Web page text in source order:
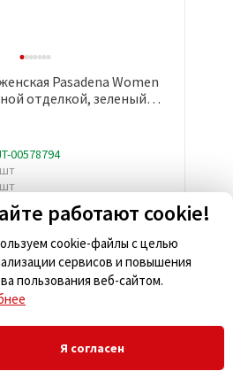
Pasadena Women
отделкой, зеленый
00578794
Купить
работают cookie!
cookie-файлы с целью
сервисов и повышения
пользования веб-сайтом.
Я согласен